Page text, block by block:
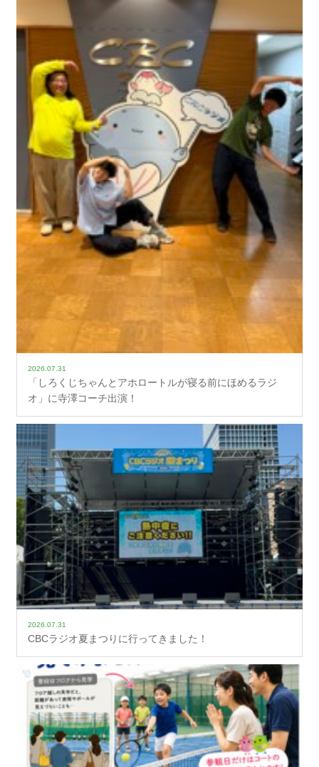
2026.07.31
「しろくじちゃんとアホロートルが寝る前にほめるラジ
オ」に寺澤コーチ出演！
2026.07.31
CBCラジオ夏まつりに行ってきました！